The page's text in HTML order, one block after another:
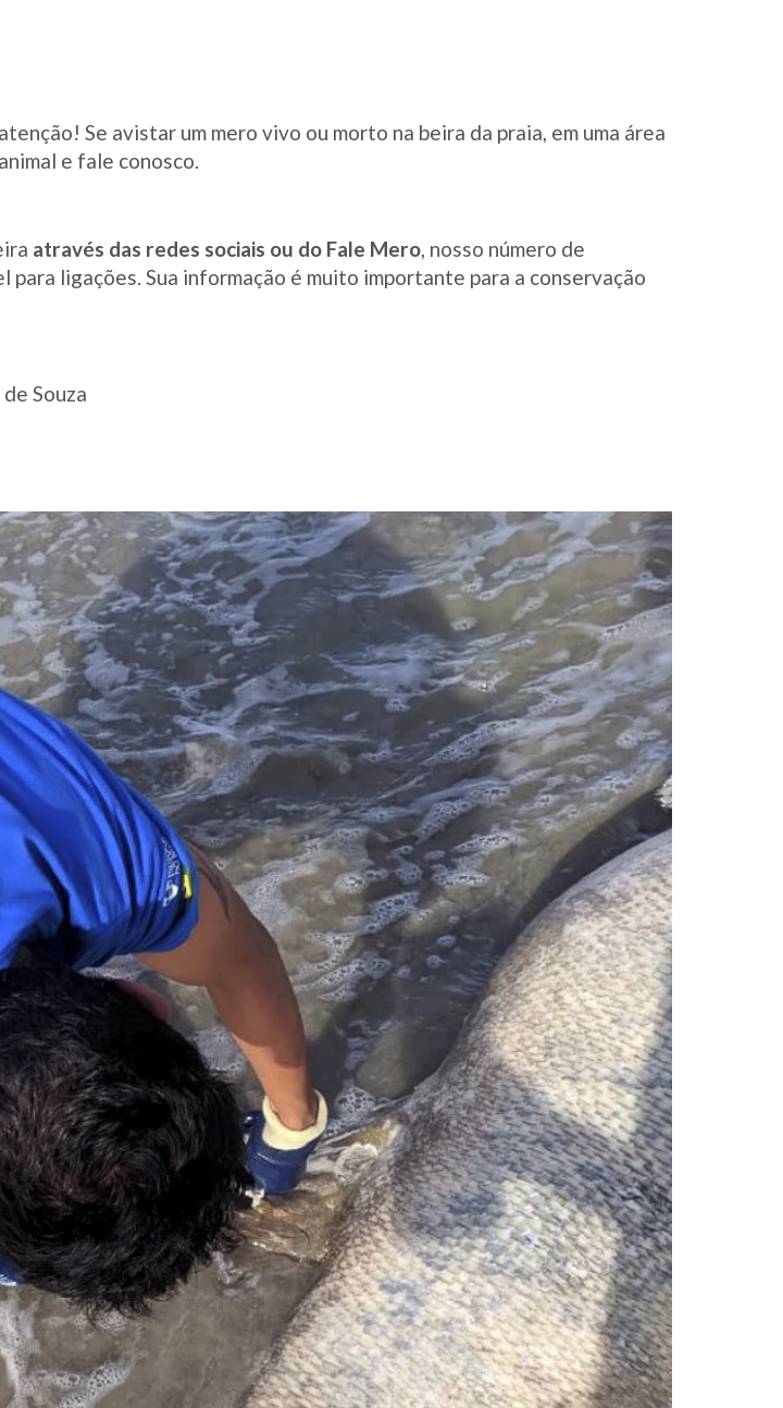
Se avistar um mero vivo ou morto na beira da praia, em uma área
e fale conosco.
através das redes sociais ou do Fale Mero, nosso número de
para ligações. Sua informação é muito importante para a conservação
Souza